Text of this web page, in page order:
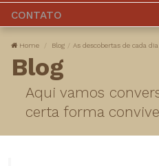
CONTATO
Home Blog ​As descobertas de cada dia
Blog
Aqui vamos
certa forma